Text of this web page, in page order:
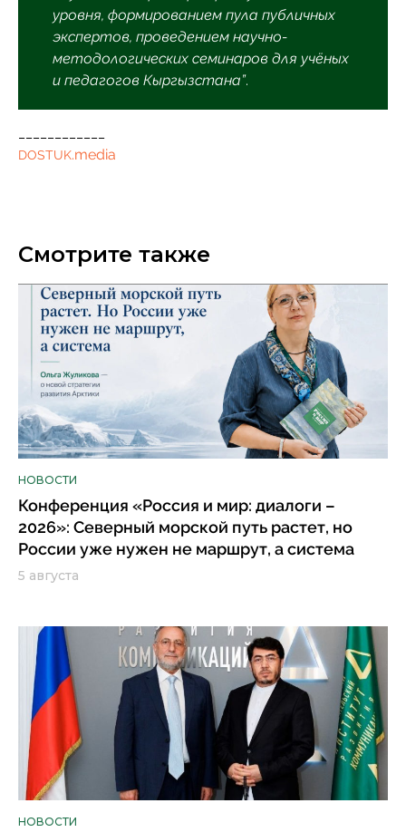
уровня, формированием пула публичных
экспертов, проведением научно-
методологических семинаров для учёных
и педагогов Кыргызстана”.
DOSTUK.media
Смотрите также
НОВОСТИ
Конференция «Россия и мир: диалоги –
2026»: Северный морской путь растет, но
России уже нужен не маршрут, а система
5 августа
НОВОСТИ